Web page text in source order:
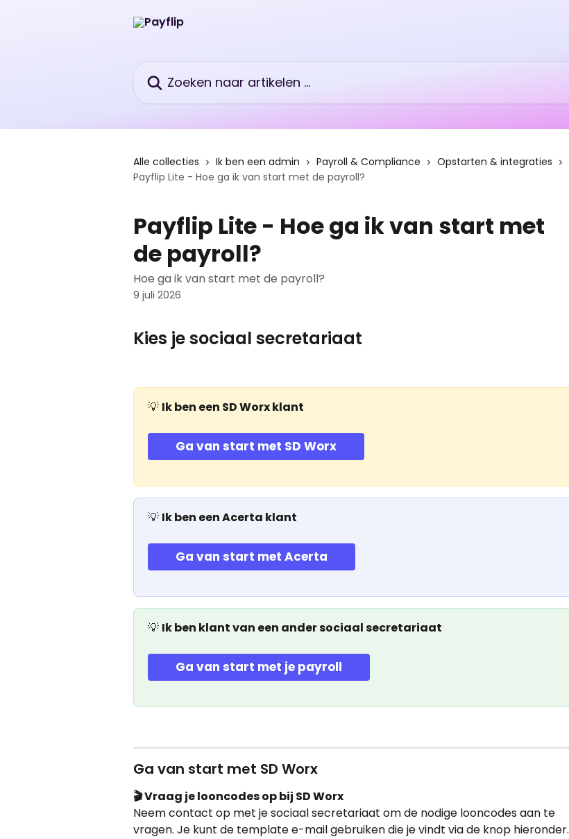
Alle collecties Ik ben een admin Payroll & Compliance
Opstarten & integraties
Payflip Lite - Hoe ga ik van start met de payroll?
Payflip Lite - Hoe ga ik van start met
de payroll?
Hoe ga ik van start met de payroll?
9 juli 2026
​Kies je sociaal secretariaat
💡 Ik ben een SD Worx klant
Ga van start met SD Worx
💡 Ik ben een Acerta klant
Ga van start met Acerta
💡 Ik ben klant van een ander sociaal secretariaat
Ga van start met je payroll
Ga van start met SD Worx
🎬 Vraag je looncodes op bij SD Worx
Neem contact op met je sociaal secretariaat om de nodige looncodes aan te
vragen. Je kunt de template e-mail gebruiken die je vindt via de knop hieronder.